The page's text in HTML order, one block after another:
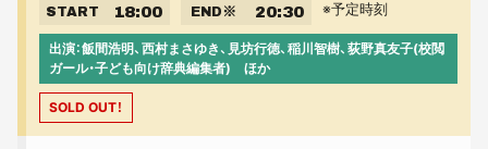
START 18:00 END ※ 20:30 ※予定時刻
出演：飯間浩明、西村まさゆき、見坊行徳、稲川智樹、荻野真友子(校閲
ガール・子ども向け辞典編集者) ほか
SOLD OUT！